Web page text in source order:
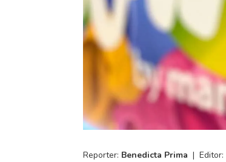
Reporter: Benedicta Prima | Editor: